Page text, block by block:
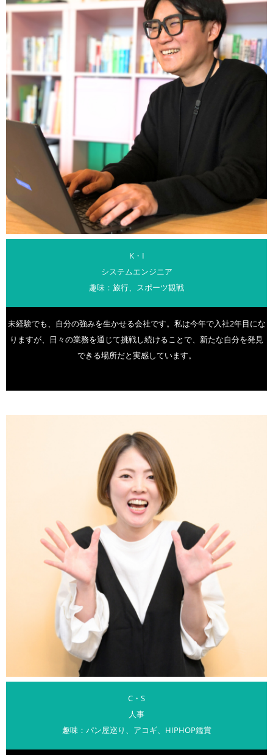
K・I
システムエンジニア
趣味：旅行、スポーツ観戦
未経験でも、自分の強みを生かせる会社です。私は今年で入社2年目にな
りますが、日々の業務を通じて挑戦し続けることで、新たな自分を発見
できる場所だと実感しています。
C・S
人事
趣味：パン屋巡り、アコギ、HIPHOP鑑賞